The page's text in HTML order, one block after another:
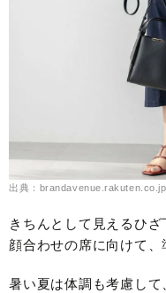
出典：brandavenue.rakuten.co.jp
きちんとして見えるひ
顔合わせの席に向けて
暑い夏は体調も考慮し